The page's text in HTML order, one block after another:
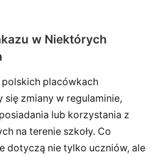
w Niektórych
placówkach
się zmiany w regulaminie,
lub korzystania z
na terenie szkoły. Co
dotyczą nie tylko uczniów, ale